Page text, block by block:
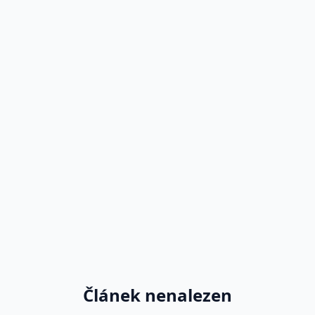
Článek nenalezen